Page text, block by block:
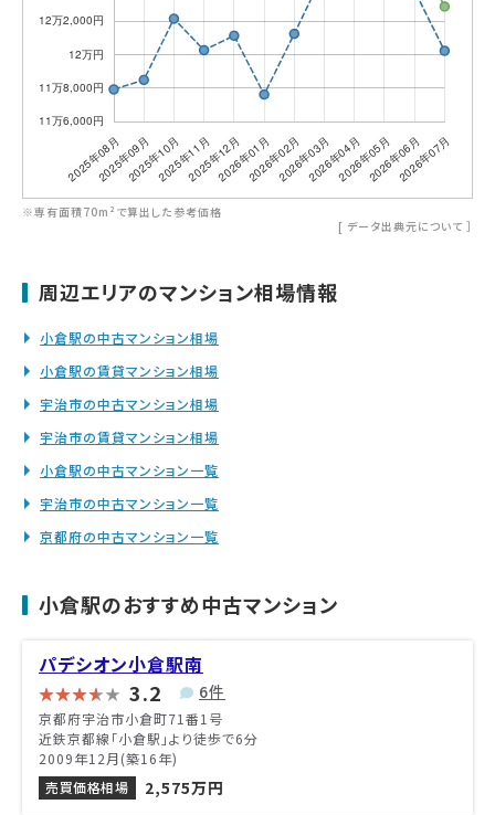
※専有面積70m²で算出した参考価格
[ データ出典元について ］
周辺エリアのマンション相場情報
小倉駅の中古マンション相場
小倉駅の賃貸マンション相場
宇治市の中古マンション相場
宇治市の賃貸マンション相場
小倉駅の中古マンション一覧
宇治市の中古マンション一覧
京都府の中古マンション一覧
小倉駅のおすすめ中古マンション
パデシオン小倉駅南
3.2 6件
京都府宇治市小倉町71番1号
近鉄京都線「小倉駅」より徒歩で6分
2009年12月(築16年)
売買価格相場
2,575万円